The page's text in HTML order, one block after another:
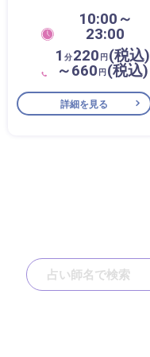
10:00～
23:00
1 分220 円(税込)
～660 円(税込)
詳細を見る